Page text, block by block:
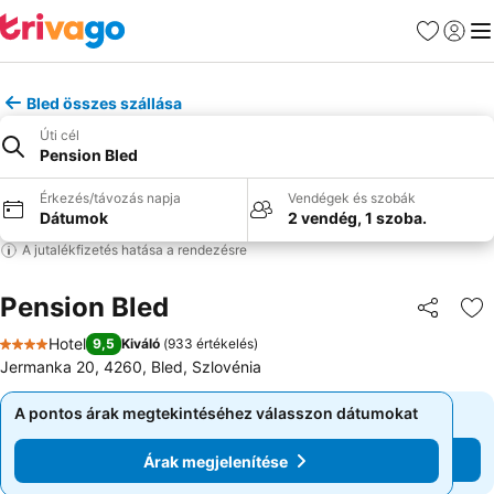
Kedvencek
Bled összes szállása
Úti cél
Pension Bled
Érkezés/távozás napja
Dátumok
Vendégek és szobák
2 vendég, 1 szoba.
A jutalékfizetés hatása a rendezésre
Pension Bled
4 Kategória
Hotel 9,5 Kiváló (933 értékelés)
Jermanka 20, 4260, Bled, Szlovénia
A pontos árak megtekintéséhez válasszon dátumokat
Árak megjelenítése
A pontos árak megtekintéséhez válasszon dátumokat
Árak megjelenítése